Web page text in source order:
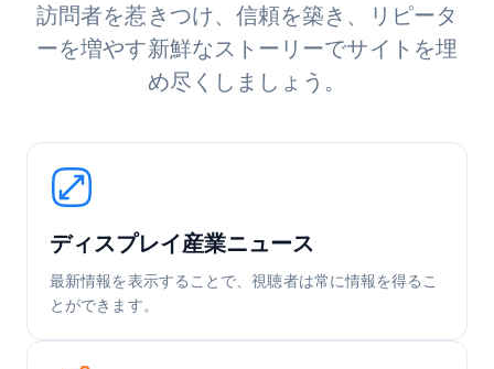
訪問者を惹きつけ、信頼を築き、リピータ
ーを増やす新鮮なストーリーでサイトを埋
め尽くしましょう。
ディスプレイ産業ニュース
最新情報を表示することで、視聴者は常に情報を得るこ
とができます。